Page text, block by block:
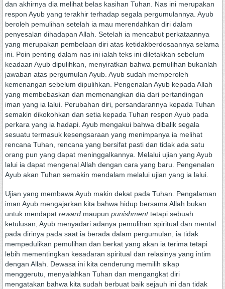
dan akhirnya dia melihat belas kasihan Tuhan. Nas ini merupakan
respon Ayub yang terakhir terhadap segala pergumulannya. Ayub
beroleh pemulihan setelah ia mau merendahkan diri dalam
penyesalan dihadapan Allah. Setelah ia mencabut perkataannya
yang merupakan pembelaan diri atas ketidakberdosaannya selama
ini. Poin penting dalam nas ini ialah teks ini diletakkan sebelum
keadaan Ayub dipulihkan, menyiratkan bahwa pemulihan bukanlah
jawaban atas pergumulan Ayub. Ayub sudah memperoleh
kemenangan sebelum dipulihkan. Pengenalan Ayub kepada Allah
yang membebaskan dan memenangkan dia dari pertandingan
iman yang ia lalui. Perubahan diri, persandarannya kepada Tuhan
semakin dikokohkan dan setia kepada Tuhan respon Ayub pada
perkara yang ia hadapi. Ayub mengakui bahwa dibalik segala
sesuatu termasuk kesengsaraan yang menimpanya ia melihat
rencana Tuhan, rencana yang bersifat pasti dan tidak ada satu
orang pun yang dapat meninggalkannya. Melalui ujian yang Ayub
lalui ia dapat mengenal Allah dengan cara yang baru. Pengenalan
Ayub akan Tuhan semakin mendalam melalui ujian yang ia lalui.
Ujian yang membawa Ayub makin dekat pada Tuhan. Pengalaman
iman Ayub mengajarkan kita bahwa hidup bersama Allah bukan
untuk mendapat reward maupun punishmenttetapi sebuah
ketulusan, Ayub menyadari adanya pemulihan spiritual dan mental
pada dirinya pada saat ia berada dalam pergumulan, ia tidak
mempedulikan pemulihan dan berkat yang akan ia terima tetapi
lebih mementingkan kesadaran spiritual dan relasinya yang intim
dengan Allah. Dewasa ini kita cenderung memilih sikap
menggerutu, menyalahkan Tuhan dan mengangkat diri
mengatakan bahwa kita sudah berbuat baik sejauh ini dan tidak